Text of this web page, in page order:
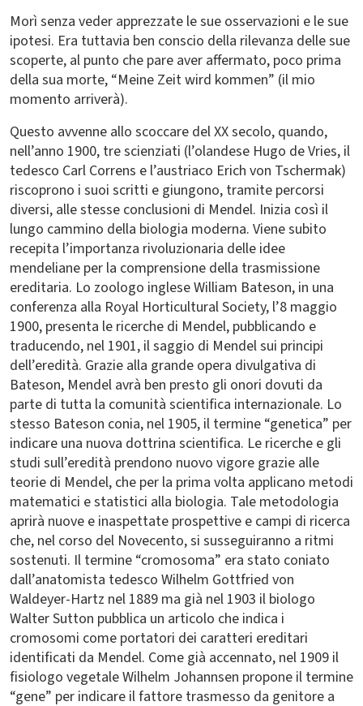
Morì senza veder apprezzate le sue osservazioni e le sue
ipotesi. Era tuttavia ben conscio della rilevanza delle sue
scoperte, al punto che pare aver affermato, poco prima
della sua morte, “Meine Zeit wird kommen” (il mio
momento arriverà).
Questo avvenne allo scoccare del XX secolo, quando,
nell’anno 1900, tre scienziati (l’olandese Hugo de Vries, il
tedesco Carl Correns e l’austriaco Erich von Tschermak)
riscoprono i suoi scritti e giungono, tramite percorsi
diversi, alle stesse conclusioni di Mendel. Inizia così il
lungo cammino della biologia moderna. Viene subito
recepita l’importanza rivoluzionaria delle idee
mendeliane per la comprensione della trasmissione
ereditaria. Lo zoologo inglese William Bateson, in una
conferenza alla Royal Horticultural Society, l’8 maggio
1900, presenta le ricerche di Mendel, pubblicando e
traducendo, nel 1901, il saggio di Mendel sui principi
dell’eredità. Grazie alla grande opera divulgativa di
Bateson, Mendel avrà ben presto gli onori dovuti da
parte di tutta la comunità scientifica internazionale. Lo
stesso Bateson conia, nel 1905, il termine “genetica” per
indicare una nuova dottrina scientifica. Le ricerche e gli
studi sull’eredità prendono nuovo vigore grazie alle
teorie di Mendel, che per la prima volta applicano metodi
matematici e statistici alla biologia. Tale metodologia
aprirà nuove e inaspettate prospettive e campi di ricerca
che, nel corso del Novecento, si susseguiranno a ritmi
sostenuti. Il termine “cromosoma” era stato coniato
dall’anatomista tedesco Wilhelm Gottfried von
Waldeyer-Hartz nel 1889 ma già nel 1903 il biologo
Walter Sutton pubblica un articolo che indica i
cromosomi come portatori dei caratteri ereditari
identificati da Mendel. Come già accennato, nel 1909 il
fisiologo vegetale Wilhelm Johannsen propone il termine
“gene” per indicare il fattore trasmesso da genitore a